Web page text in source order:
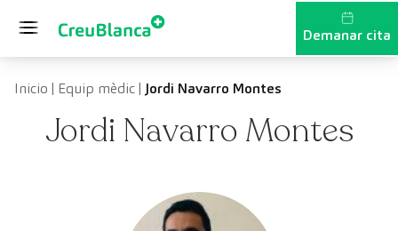
Demanar cita
Inicio | Equip mèdic| Jordi Navarro Montes
Jordi Navarro Montes